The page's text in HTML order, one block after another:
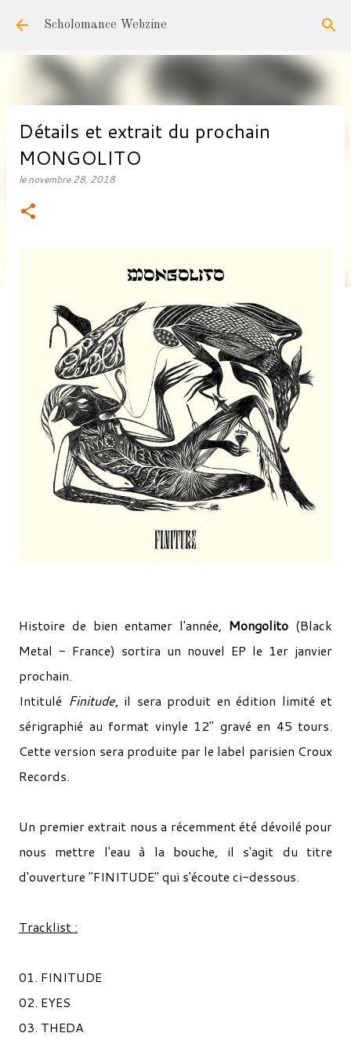
Accéder au contenu principal
Scholomance Webzine
Détails et extrait du prochain
MONGOLITO
lenovembre 28, 2018
Histoire de bien entamer l'année, Mongolito (Black
Metal - France) sortira un nouvel EP le 1er janvier
prochain.
Intitulé Finitude, il sera produit en édition limité et
sérigraphié au format vinyle 12" gravé en 45 tours.
Cette version sera produite par le label parisien Croux
Records.
Un premier extrait nous a récemment été dévoilé pour
nous mettre l'eau à la bouche, il s'agit du titre
d'ouverture "FINITUDE" qui s'écoute ci-dessous.
Tracklist :
01. FINITUDE
02. EYES
03. THEDA